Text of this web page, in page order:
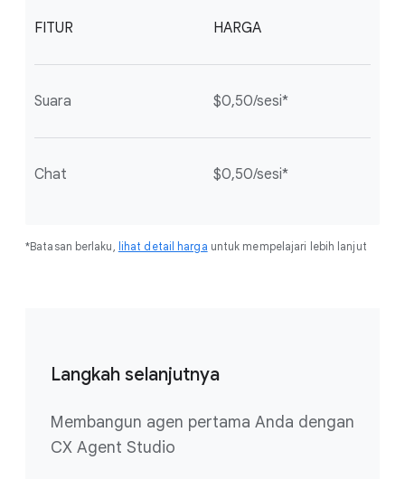
FITUR HARGA
Suara $0,50/sesi*
Chat $0,50/sesi*
*Batasan berlaku, lihat detail harga untuk mempelajari lebih lanjut
Langkah selanjutnya
Membangun agen pertama Anda dengan
CX Agent Studio